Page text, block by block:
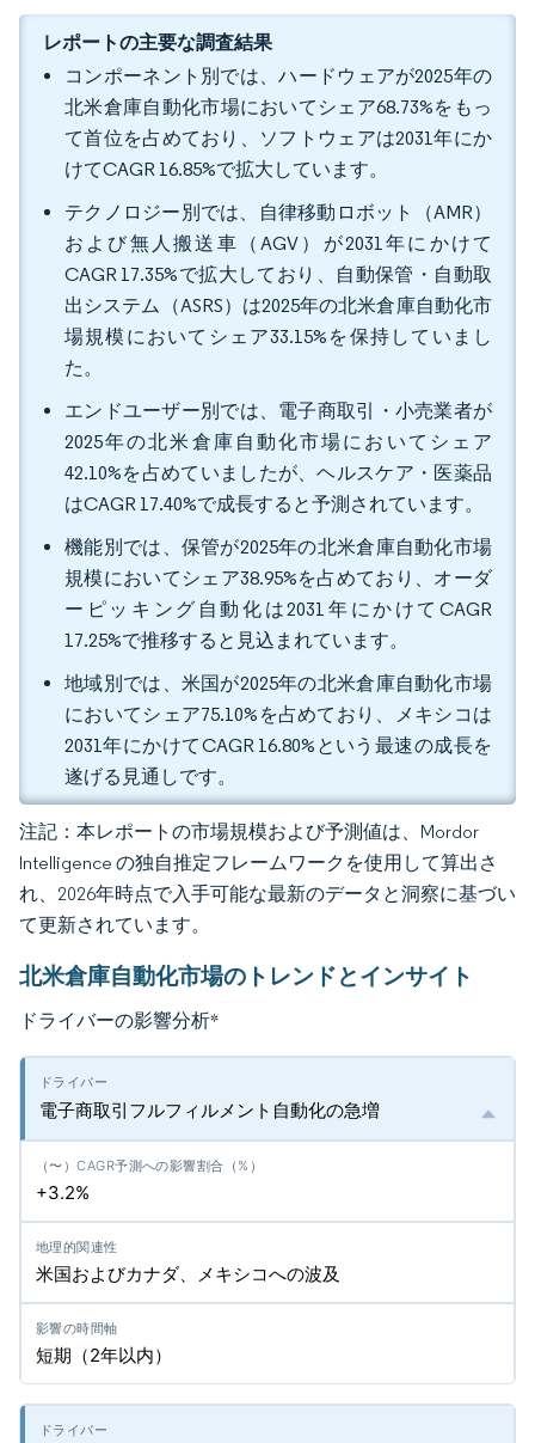
レポートの主要な調査結果
コンポーネント別では、ハードウェアが2025年の
北米倉庫自動化市場においてシェア68.73%をもっ
て首位を占めており、ソフトウェアは2031年にか
けてCAGR 16.85%で拡大しています。
テクノロジー別では、自律移動ロボット（AMR）
および無人搬送車（AGV）が2031年にかけて
CAGR 17.35%で拡大しており、自動保管・自動取
出システム（ASRS）は2025年の北米倉庫自動化市
場規模においてシェア33.15%を保持していまし
た。
エンドユーザー別では、電子商取引・小売業者が
2025年の北米倉庫自動化市場においてシェア
42.10%を占めていましたが、ヘルスケア・医薬品
はCAGR 17.40%で成長すると予測されています。
機能別では、保管が2025年の北米倉庫自動化市場
規模においてシェア38.95%を占めており、オーダ
ーピッキング自動化は2031年にかけてCAGR
17.25%で推移すると見込まれています。
地域別では、米国が2025年の北米倉庫自動化市場
においてシェア75.10%を占めており、メキシコは
2031年にかけてCAGR 16.80%という最速の成長を
遂げる見通しです。
注記：本レポートの市場規模および予測値は、Mordor
Intelligence の独自推定フレームワークを使用して算出さ
れ、2026年時点で入手可能な最新のデータと洞察に基づい
て更新されています。
北米倉庫自動化市場のトレンドとインサイト
ドライバーの影響分析*
電子商取引フルフィルメント自動化の急増
+3.2%
米国およびカナダ、メキシコへの波及
短期（2年以内）